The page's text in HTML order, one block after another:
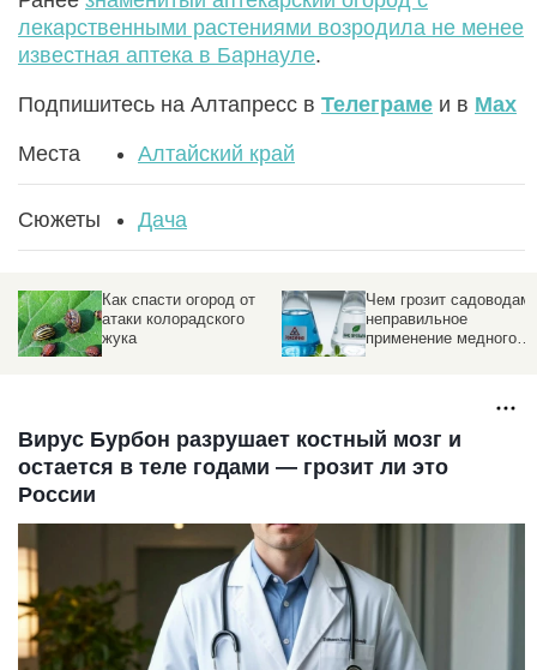
лекарственными растениями возродила не менее
известная аптека в Барнауле.
Подпишитесь на Алтапресс в Телеграме и в Max
Места Алтайский край
Сюжеты Дача
Как спасти огород от
атаки колорадского
жука
Чем грозит садоводам
неправильное
применение медного
Вирус Бурбон разрушает костный мозг и
остается в теле годами — грозит ли это
России